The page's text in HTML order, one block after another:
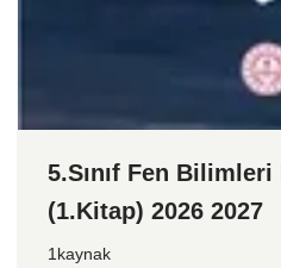
5.Sınıf Fen
(1.Kitap) 2026 2027
1kaynak